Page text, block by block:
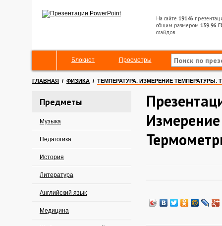
На сайте 19146
общим размером 139.96
слайдов
Блокнот Просмотры
ГЛАВНАЯ / ФИЗИКА / ТЕМПЕРАТУРА. ИЗМЕРЕНИЕ ТЕМПЕРАТУРЫ.
Предметы
Музыка
Педагогика
История
Литература
Английский язык
Медицина